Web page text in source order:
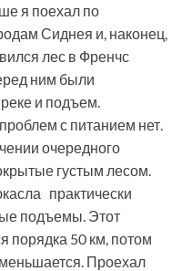
я поехал по
Сиднея и, наконец,
лес в Френчс
ним были
реке и подъем.
с питанием нет.
очередного
густым лесом.
практически
подъемы. Этот
порядка 50 км, потом
Проехал